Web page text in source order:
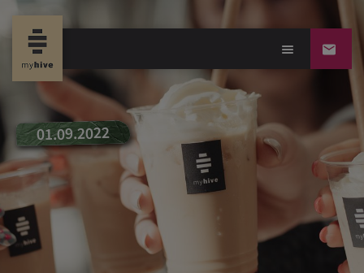
new propertynews-
01.09.2022